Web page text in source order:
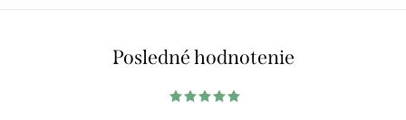
Posledné hodnotenie